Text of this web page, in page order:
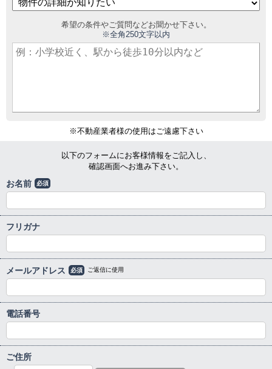
希望の条件やご質問などお聞かせ下さい。
※全角250文字以内
※不動産業者様の使用はご遠慮下さい
以下のフォームにお客様情報をご記入し、
確認画面へお進み下さい。
お名前 必須
フリガナ
メールアドレス 必須 ご返信に使用
電話番号
ご住所